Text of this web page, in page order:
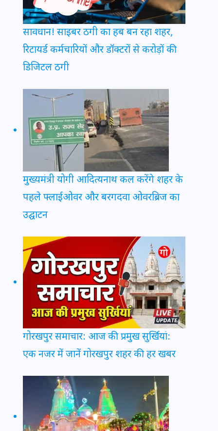
सावधान! साइबर ठगी का हब बन रहा शहर,
रिटायर्ड कर्मचारियों और डॉक्टरों से करोड़ों की
डिजिटल ठगी
मुख्यमंत्री योगी आदित्यनाथ कल करेंगे शहर के
पहले फ्लाईओवर और बरगदवा ओवरब्रिज का
उद्घाटन
गोरखपुर समाचार: आज की प्रमुख सुर्खियां:
एक नजर में जानें गोरखपुर शहर की हर खबर